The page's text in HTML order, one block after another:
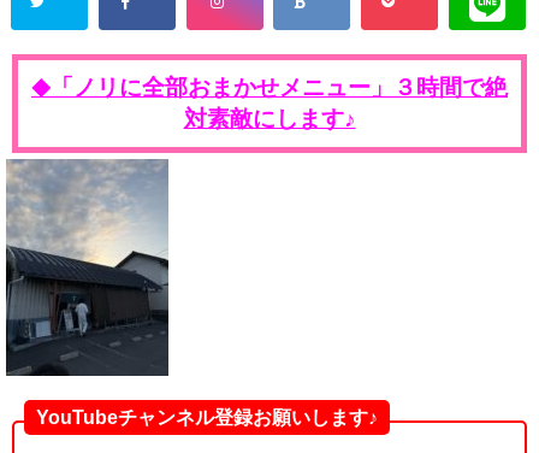
◆
「ノリに全部おまかせメニュー」３時間で絶
対素敵にします♪
YouTubeチャンネル登録お願いします♪